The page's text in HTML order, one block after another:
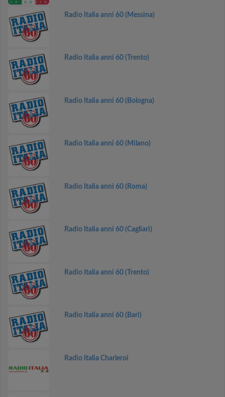
Radio Italia anni 60 (Messina)
Radio Italia anni 60 (Trento)
Radio Italia anni 60 (Bologna)
Radio Italia anni 60 (Milano)
Radio Italia anni 60 (Roma)
Radio Italia anni 60 (Cagliari)
Radio Italia anni 60 (Trento)
Radio Italia anni 60 (Bari)
Radio Italia Charleroi